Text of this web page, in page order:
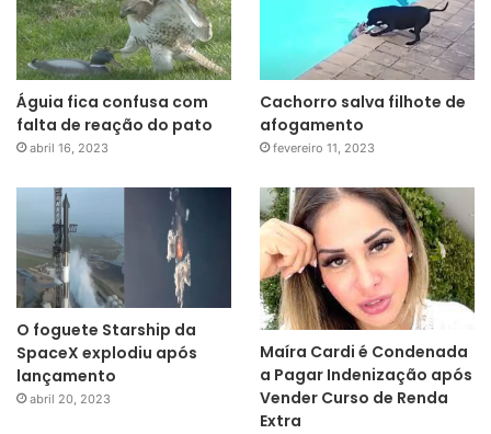
Águia fica confusa com
falta de reação do pato
abril 16, 2023
Cachorro salva filhote de
afogamento
fevereiro 11, 2023
O foguete Starship da
SpaceX explodiu após
lançamento
abril 20, 2023
Maíra Cardi é Condenada
a Pagar Indenização após
Vender Curso de Renda
Extra